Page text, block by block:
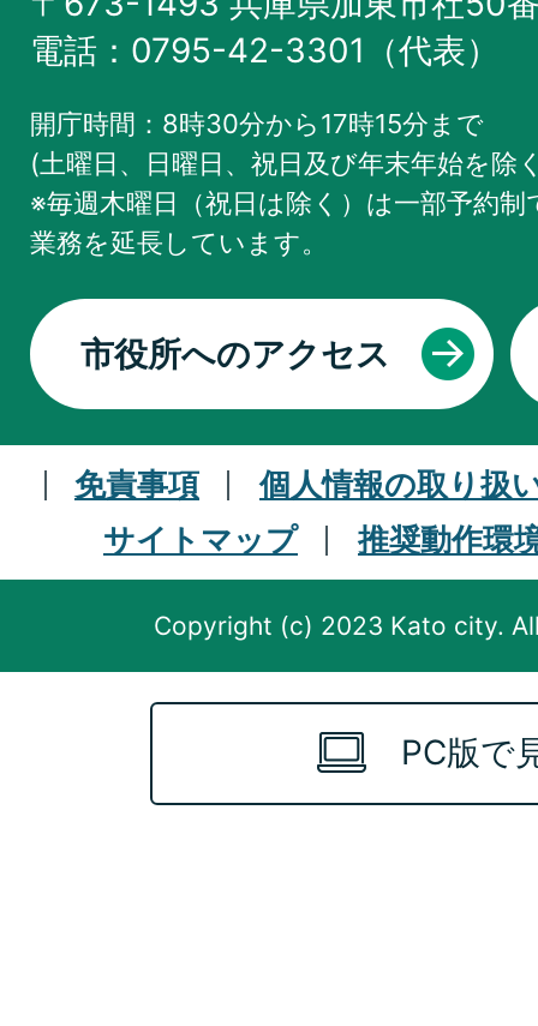
電話：0795-42-3301（代表）
開庁時間：8時30分から17時15分まで
(土曜日、日曜日、祝日及び年末年始を除
※毎週木曜日（祝日は除く）は一部予約
業務を延長しています。
市役所へのアクセス
免責事項
個人情報の取り扱
サイトマップ
推奨動作環
Copyright (c) 2023 Kato city.
PC版で